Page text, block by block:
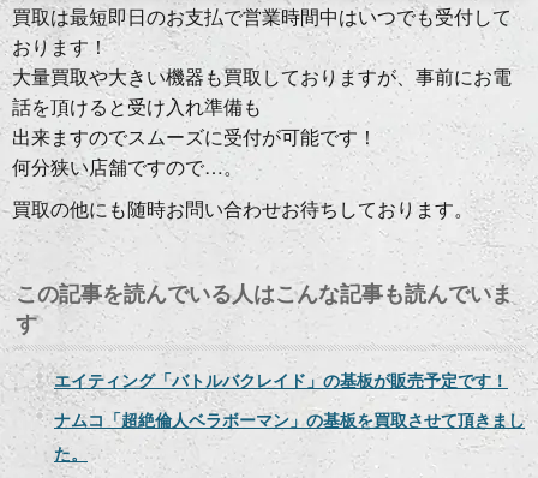
買取は最短即日のお支払で営業時間中はいつでも受付して
おります！
大量買取や大きい機器も買取しておりますが、事前にお電
話を頂けると受け入れ準備も
出来ますのでスムーズに受付が可能です！
何分狭い店舗ですので…。
買取の他にも随時お問い合わせお待ちしております。
この記事を読んでいる人はこんな記事も読んでいま
す
エイティング「バトルバクレイド」の基板が販売予定です！
ナムコ「超絶倫人ベラボーマン」の基板を買取させて頂きまし
た。